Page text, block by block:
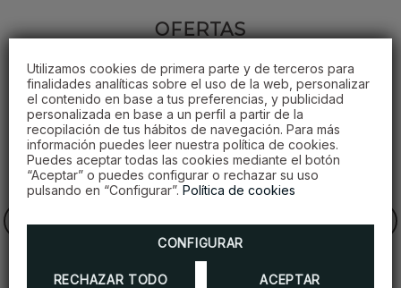
Utilizamos cookies de primera parte y de terceros para
finalidades analíticas sobre el uso de la web, personalizar
el contenido en base a tus preferencias, y publicidad
personalizada en base a un perfil a partir de la
recopilación de tus hábitos de navegación. Para más
información puedes leer nuestra política de cookies.
Puedes aceptar todas las cookies mediante el botón
“Aceptar” o puedes configurar o rechazar su uso
pulsando en “Configurar”. Política de cookies
CONFIGURAR
RECHAZAR TODO ACEPTAR
OFERTAS